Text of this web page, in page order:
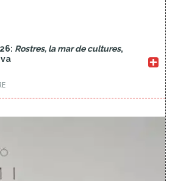
Rostres, la mar de cultures,